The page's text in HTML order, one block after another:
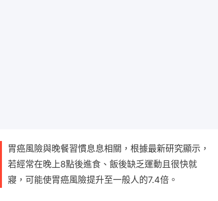
胃癌風險與晚餐習慣息息相關，根據最新研究顯示，
若經常在晚上8點後進食、飯後缺乏運動且很快就
寢，可能使胃癌風險提升至一般人的7.4倍。